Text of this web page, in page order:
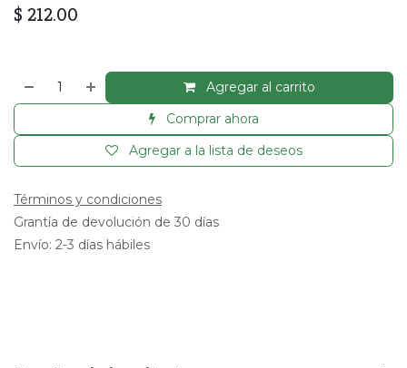
$ 212.00
Agregar al carrito
Comprar ahora
Agregar a la lista de deseos
Términos y condiciones
Grantía de devolución de 30 días
Envío: 2-3 días hábiles